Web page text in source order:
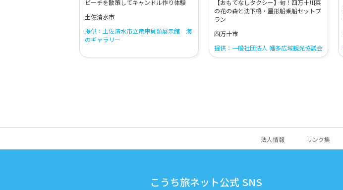
ビーチを散策してキャンドル作り体験
土佐清水市
提供：土佐清水市立竜串貝類展示館 海
のギャラリー
【おもてなしタクシー】旬！四万十川菜
の花の森と沈下橋・屋形船乗船セットプ
ラン
四万十市
提供：一般社団法人 幡多広域観光協議会
法人情報 リンク集
こうち旅ネット公式 SNS